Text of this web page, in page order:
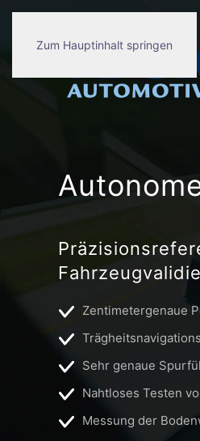
Zum Hauptinhalt springen
Zentimetergenaue
Sehr genaue
Nahtloses Testen
Messung der